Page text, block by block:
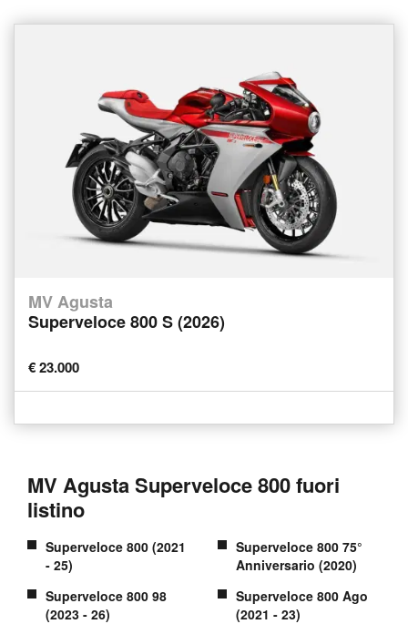
MV Agusta
Superveloce 800 S (2026)
€ 23.000
MV Agusta Superveloce 800 fuori
listino
Superveloce 800 (2021
- 25)
Superveloce 800 75°
Anniversario (2020)
Superveloce 800 98
(2023 - 26)
Superveloce 800 Ago
(2021 - 23)